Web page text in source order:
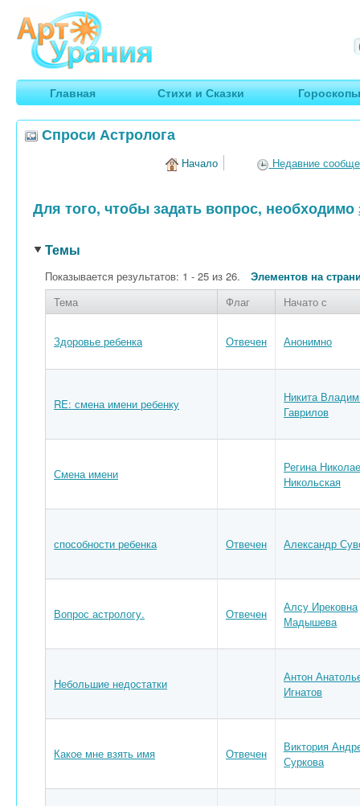
АртУрания
Умные гороскопы, творчество, путешествия
Главная Стихи и Сказки Гороскопы
Спроси Астролога
Начало Недавние
Для того, чтобы задать вопрос, необходимо
Темы
Показывается результатов: 1 - 25 из 26.
Элементов на
Тема
Флаг Начато с
Здоровье ребенка Отвечен Анонимно
RE: смена имени ребенку
Никита
Гаврилов
Смена имени
Регина
Никольская
способности ребенка Отвечен Александр
Вопрос астрологу. Отвечен
Алсу Ирековна
Мадышева
Небольшие недостатки
Антон
Игнатов
Какое мне взять имя Отвечен
Виктория
Суркова